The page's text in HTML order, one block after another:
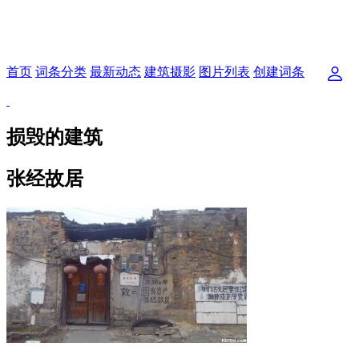
首页 词条分类 最新动态 建筑摄影 图片列表 创建词条
损毁的建筑
张经故居